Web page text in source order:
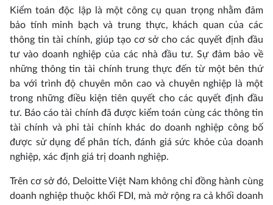
Kiểm toán độc lập là một công cụ quan trọng nhằm đảm
bảo tính minh bạch và trung thực, khách quan của các
thông tin tài chính, giúp tạo cơ sở cho các quyết định đầu
tư vào doanh nghiệp của các nhà đầu tư. Sự đảm bảo về
những thông tin tài chính trung thực đến từ một bên thứ
ba với trình độ chuyên môn cao và chuyên nghiệp là một
trong những điều kiện tiên quyết cho các quyết định đầu
tư. Báo cáo tài chính đã được kiểm toán cùng các thông tin
tài chính và phi tài chính khác do doanh nghiệp công bố
được sử dụng để phân tích, đánh giá sức khỏe của doanh
nghiệp, xác định giá trị doanh nghiệp.
Trên cơ sở đó, Deloitte Việt Nam không chỉ đồng hành cùng
doanh nghiệp thuộc khối FDI, mà mở rộng ra cả khối doanh